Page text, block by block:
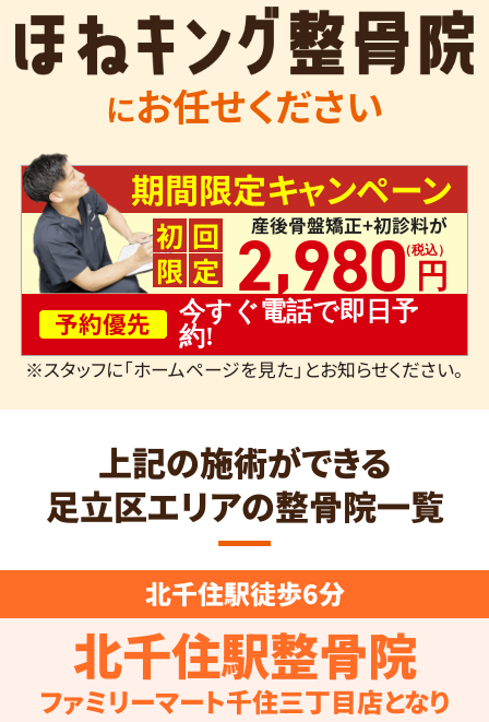
にお任せください
期間限定キャンペーン
初 回
限 定
産後骨盤矯正+初診料が
2,980
予約優先
今すぐ電話で即日予
約!
※スタッフに「ホームページを見た」とお知らせください。
上記の施術ができる
足立区エリアの整骨院一覧
北千住駅徒歩6分
北千住駅整骨院
ファミリーマート千住三丁目店となり